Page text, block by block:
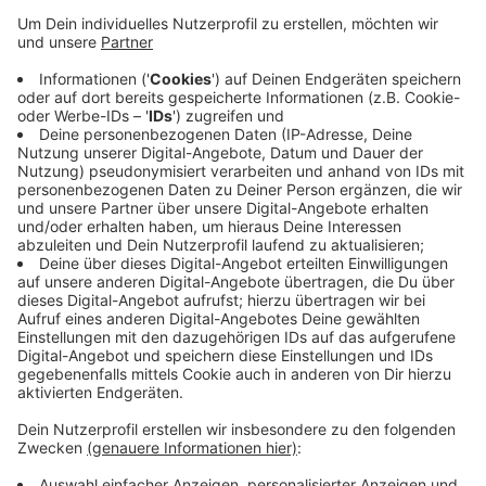
Koalitionsvertrag festgehalten wurde der Ausbau
und des Bundesfreiwilligendienstes. Im Haushalt
2024 werden die Mittel dafür aber gekürzt. Die
Kürzung erschweren die von der UN geforderte
Umsetzung der UN Behindertenrechtskonvention
und die Teilhabe aller Menschen an allen Bereichen
des gesellschaftlichen Lebens als Menschenrecht,
heißt es.
Veröffentlicht:Mittwoch, 04.10.2023 13:22
Anzeige